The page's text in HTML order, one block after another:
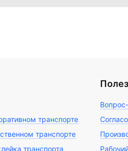
транспорте
транспорте
транспорта